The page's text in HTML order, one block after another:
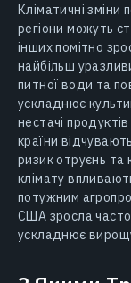
Кліматичні зміни
регіони можуть
інших помітно
найбільш
питної води та
ускладнює
нестачі
країни
ризик отруєнь та
клімату
потужним
США зросла
ускладнює